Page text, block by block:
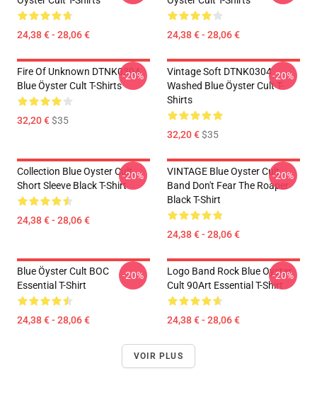
24,38 € - 28,06 € 24,38 € - 28,06 €
Fire Of Unknown DTNK0304
Blue Öyster Cult T-Shirts
32,20 €$35
-20%
Vintage Soft DTNK0304
Washed Blue Öyster Cult T-
Shirts
32,20 €$35
-20%
Collection Blue Oyster Cult
Short Sleeve Black T-Shirt
24,38 € - 28,06 €
-20%
VINTAGE Blue Oyster Cult
Band Don't Fear The Roaper
Black T-Shirt
24,38 € - 28,06 €
-20%
Blue Öyster Cult BOC
Essential T-Shirt
24,38 € - 28,06 €
-20%
Logo Band Rock Blue Oyster
Cult 90Art Essential T-Shirt
24,38 € - 28,06 €
-20%
VOIR PLUS